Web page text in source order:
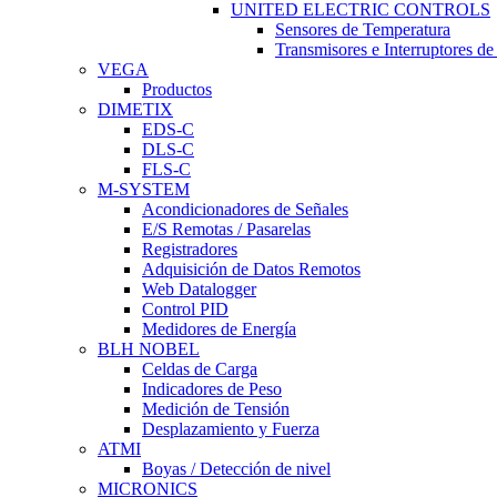
UNITED ELECTRIC CONTROLS
Sensores de Temperatura
Transmisores e Interruptores
VEGA
Productos
DIMETIX
EDS-C
DLS-C
FLS-C
M-SYSTEM
Acondicionadores de Señales
E/S Remotas / Pasarelas
Registradores
Adquisición de Datos Remotos
Web Datalogger
Control PID
Medidores de Energía
BLH NOBEL
Celdas de Carga
Indicadores de Peso
Medición de Tensión
Desplazamiento y Fuerza
ATMI
Boyas / Detección de nivel
MICRONICS